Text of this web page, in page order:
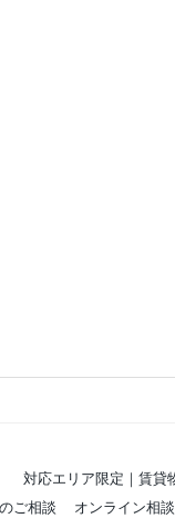
対応エリア限定｜賃
ご相談 オンライン相